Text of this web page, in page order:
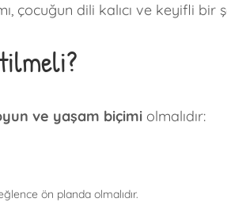
dili kalıcı ve keyifli bir
ve yaşam biçimi olmalıdır:
ön planda olmalıdır.